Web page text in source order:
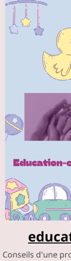
Conseils d'une